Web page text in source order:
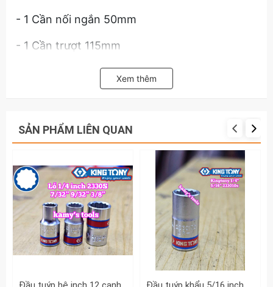
- 1 Cần nối ngắn 50mm
- 1 Cần trượt 115mm
Hãy liên hệ với kamytools để biết thêm thông
tin chi tiết sản phẩm bộ tuýp 1/4 kingtony 18
Xem thêm
SẢN PHẨM LIÊN QUAN